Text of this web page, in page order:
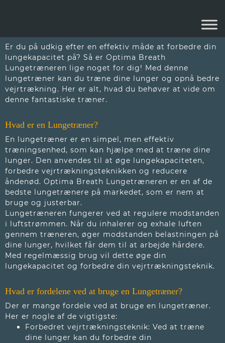
Er du på udkig efter en effektiv måde at forbedre din
lungekapacitet på? Så er Optima Breath
Lungetræneren lige noget for dig! Med denne
lungetræner kan du træne dine lunger og opnå bedre
vejrtrækning. Her er alt, hvad du behøver at vide om
denne fantastiske træner.
Hvad er en Lungetræner?
En lungetræner er en simpel, men effektiv
træningsenhed, som kan hjælpe med at træne dine
lunger. Den anvendes til at øge lungekapaciteten,
forbedre vejrtrækningsteknikken og reducere
åndenød. Optima Breath Lungetræneren er en af de
bedste lungetrænere på markedet, som er nem at
bruge og justerbar.
Lungetræneren fungerer ved at regulere modstanden
i luftstrømmen. Når du inhalerer og exhale luften
gennem træneren, øger modstanden belastningen på
dine lunger, hvilket får dem til at arbejde hårdere.
Med regelmæssig brug vil dette øge din
lungekapacitet og forbedre din vejrtrækningsteknik.
Hvad er fordelene ved at bruge en Lungetræner?
Der er mange fordele ved at bruge en lungetræner.
Her er nogle af de vigtigste:
Forbedret vejrtrækningsteknik: Ved at træne
dine lunger kan du forbedre din